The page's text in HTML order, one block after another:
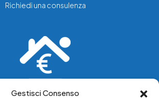
Gestisci Consenso
Richiedi una consulenza